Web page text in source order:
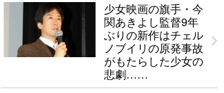
少女映画の旗手・今
関あきよし監督9年
ぶりの新作はチェル
ノブイリの原発事故
がもたらした少女の
悲劇……